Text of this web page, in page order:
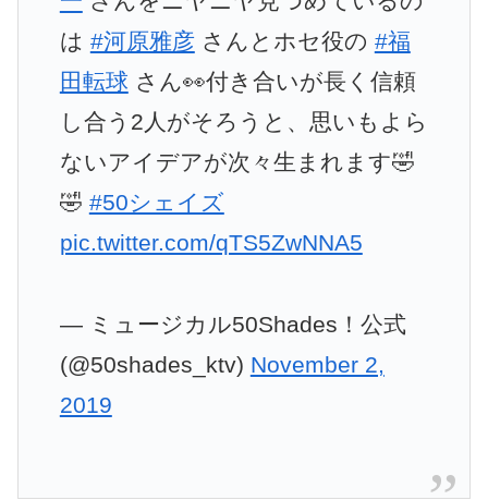
は #河原雅彦さんとホセ役の #福
田転球 さん👀付き合いが長く信頼
し合う2人がそろうと、思いもよら
ないアイデアが次々生まれます🤣
🤣 #50シェイズ
pic.twitter.com/qTS5ZwNNA5
— ミュージカル50Shades！公式
(@50shades_ktv) November 2,
2019